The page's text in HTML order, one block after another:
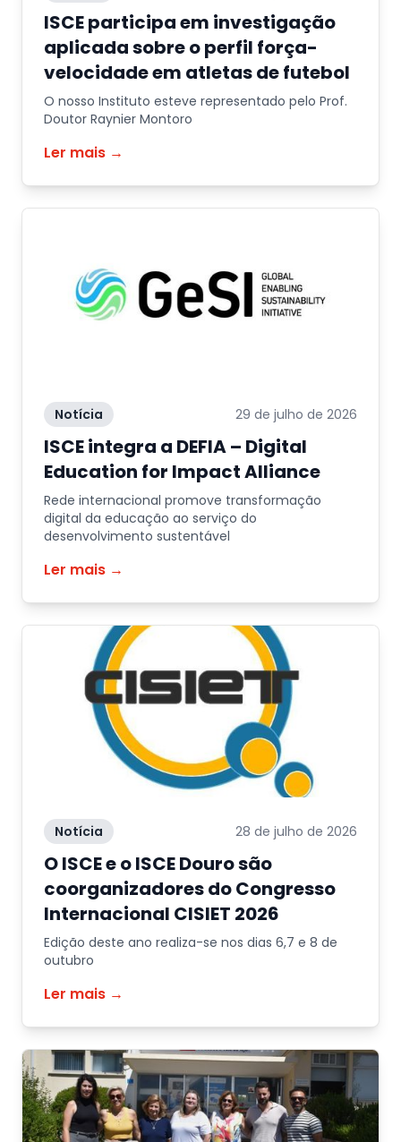
ISCE participa em investigação
aplicada sobre o perfil força-
velocidade em atletas de futebol
O nosso Instituto esteve representado pelo Prof.
Doutor Raynier Montoro
Ler mais →
Notícia 29 de julho de 2026
ISCE integra a DEFIA – Digital
Education for Impact Alliance
Rede internacional promove transformação
digital da educação ao serviço do
desenvolvimento sustentável
Ler mais →
Notícia 28 de julho de 2026
O ISCE e o ISCE Douro são
coorganizadores do Congresso
Internacional CISIET 2026
Edição deste ano realiza-se nos dias 6,7 e 8 de
outubro
Ler mais →